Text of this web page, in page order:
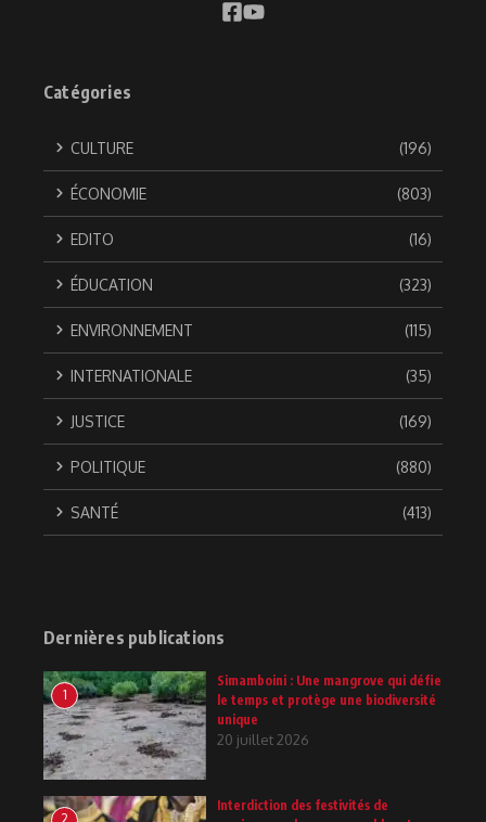
Catégories
CULTURE (196)
ÉCONOMIE (803)
EDITO (16)
ÉDUCATION (323)
ENVIRONNEMENT (115)
INTERNATIONALE (35)
JUSTICE (169)
POLITIQUE (880)
SANTÉ (413)
Dernières publications
1
Simamboini : Une mangrove qui défie
le temps et protège une biodiversité
unique
20 juillet 2026
Interdiction des festivités de